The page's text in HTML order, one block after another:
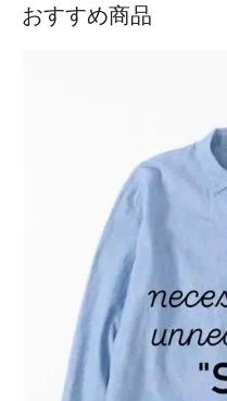
おすすめ商品